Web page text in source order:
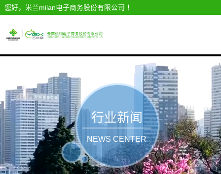
您好，米兰milan电子商务股份有限公司 ！
行业新闻
NEWS CENTER